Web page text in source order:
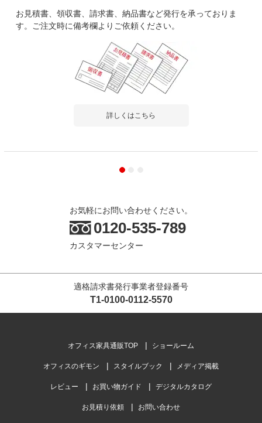
お見積書、領収書、請求書、納品書など発行を承っておりま
す。ご注文時に備考欄よりご依頼ください。
詳しくはこちら
お気軽にお問い合わせください。
0120-535-789
カスタマーセンター
適格請求書発行事業者登録番号
T1-0100-0112-5570
オフィス家具通販TOP ショールーム
オフィスのギモン スタイルブック メディア掲載
レビュー お買い物ガイド デジタルカタログ
お見積り依頼 お問い合わせ